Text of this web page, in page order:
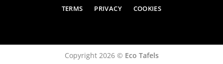
TERMS PRIVACY COOKIES
Copyright 2026 © Eco Tafels